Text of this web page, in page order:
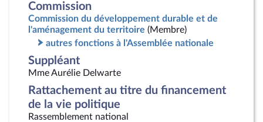
Commission
Commission du développement durable et de
l'aménagement du territoire (Membre)
autres fonctions à l'Assemblée nationale
Suppléant
Mme Aurélie Delwarte
Rattachement au titre du financement
de la vie politique
Rassemblement national